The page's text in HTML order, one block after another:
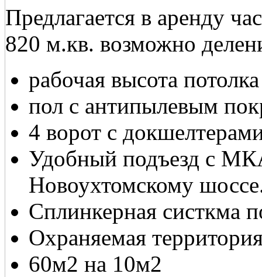
Предлагается в аренду
820 м.кв. возможно
рабочая высота
пол с антипылевым
4 ворот с
Удобный подъезд с
Новоухтомскому
Сплинкерная систкма
Охраняемая
60м2 на 10м2